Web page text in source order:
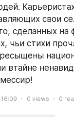
свои
сделанных на
чьи стихи
втайне
0 views 0